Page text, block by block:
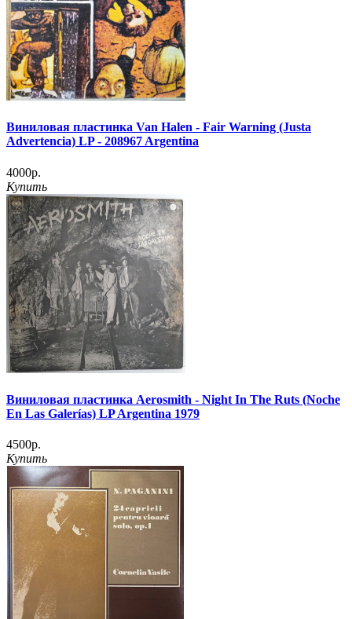
Виниловая пластинка Van Halen - Fair Warning (Justa
Advertencia) LP - 208967 Argentina
4000р.
Купить
Виниловая пластинка Aerosmith - Night In The Ruts (Noche
En Las Galerías) LP Argentina 1979
4500р.
Купить